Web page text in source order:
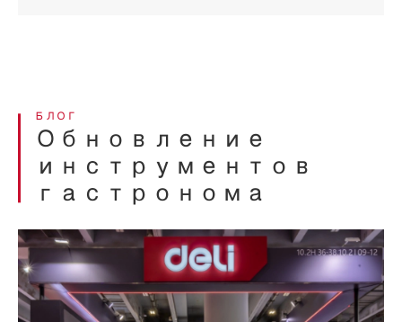
БЛОГ
Обновление
инструментов
гастронома